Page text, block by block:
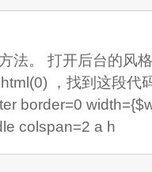
法。 打开后台的风
，找到这段代
border=0
colspan=2 a h